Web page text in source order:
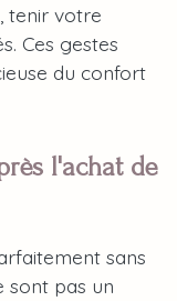
tenir votre
Ces gestes
du confort
l'achat de
sans
sont pas un